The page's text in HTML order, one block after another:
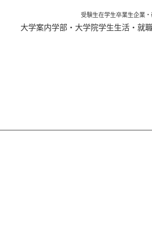
大学案内学部・大学院学生生活・就
受験生在学生卒業生企業